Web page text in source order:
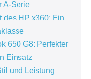
A-Serie
des HP x360: Ein
650 G8: Perfekter
Einsatz
und Leistung